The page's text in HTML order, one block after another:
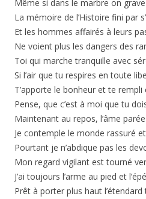
Même si dans le marbre on grave
La mémoire de l’Histoire fini par
Et les hommes affairés à leurs
Ne voient plus les dangers des
Toi qui marche tranquille avec
Si l’air que tu respires en toute
T’apporte le bonheur et te rempli
Pense, que c’est à moi que tu
Maintenant au repos, l’âme parée
Je contemple le monde rassuré
Pourtant je n’abdique pas les
Mon regard vigilant est tourné
J’ai toujours l’arme au pied et
Prêt à porter plus haut